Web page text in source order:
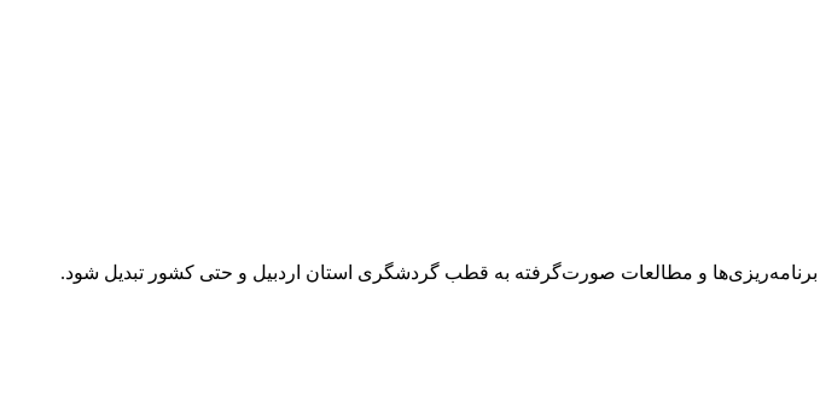
و مطالعات صورت‌گرفته به قطب گردشگری استان اردبیل و حتی کشور تبدیل شود.